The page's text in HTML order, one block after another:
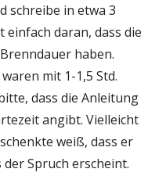
schreibe in etwa 3
daran, dass die
haben.
mit 1-1,5 Std.
dass die Anleitung
angibt. Vielleicht
weiß, dass er
Spruch erscheint.